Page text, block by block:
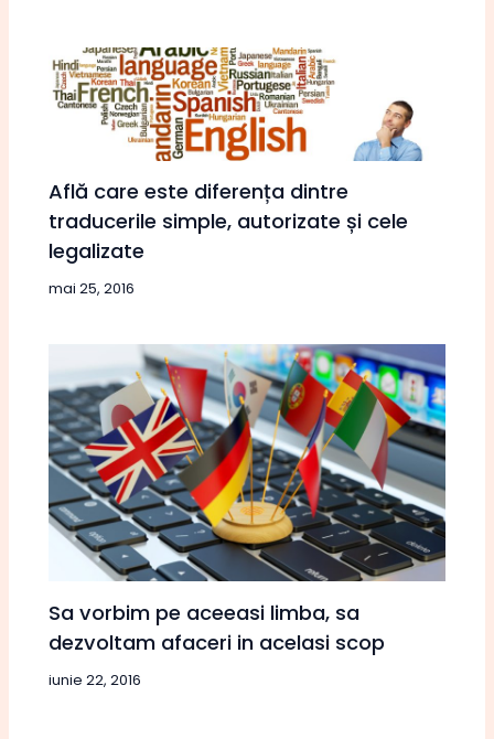
Află care este diferența dintre
traducerile simple, autorizate și cele
legalizate
mai 25, 2016
Sa vorbim pe aceeasi limba, sa
dezvoltam afaceri in acelasi scop
iunie 22, 2016